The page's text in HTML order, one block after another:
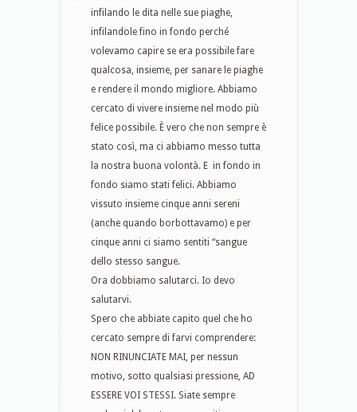
infilando le dita nelle sue piaghe,
infilandole fino in fondo perché
volevamo capire se era possibile fare
qualcosa, insieme, per sanare le piaghe
e rendere il mondo migliore. Abbiamo
cercato di vivere insieme nel modo più
felice possibile. È vero che non sempre è
stato così, ma ci abbiamo messo tutta
la nostra buona volontà. E in fondo in
fondo siamo stati felici. Abbiamo
vissuto insieme cinque anni sereni
(anche quando borbottavamo) e per
cinque anni ci siamo sentiti “sangue
dello stesso sangue.
Ora dobbiamo salutarci. Io devo
salutarvi.
Spero che abbiate capito quel che ho
cercato sempre di farvi comprendere:
NON RINUNCIATE MAI, per nessun
motivo, sotto qualsiasi pressione, AD
ESSERE VOI STESSI. Siate sempre